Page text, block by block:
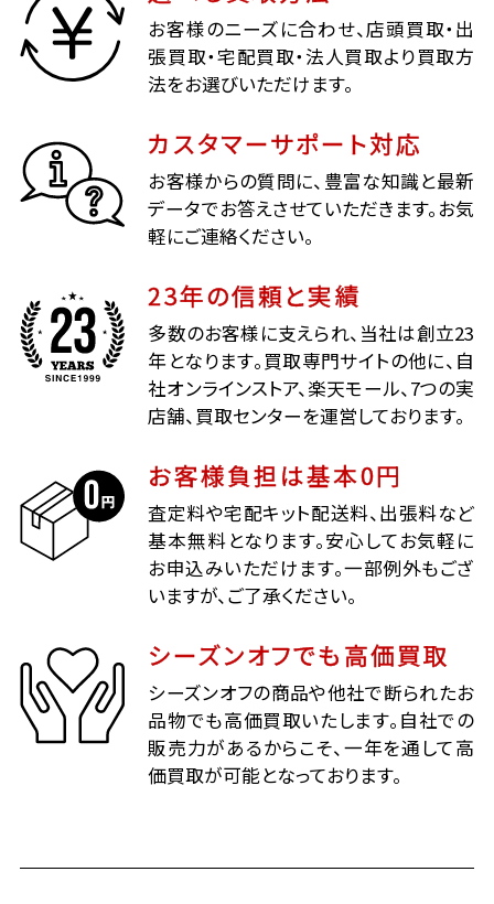
お客様のニーズに合わせ、店頭買取・出
張買取・宅配買取・法人買取より買取方
法をお選びいただけます。
カスタマーサポート対応
お客様からの質問に、豊富な知識と最新
データでお答えさせていただきます。お気
軽にご連絡ください。
23年の信頼と実績
多数のお客様に支えられ、当社は創立23
年となります。買取専門サイトの他に、自
社オンラインストア、楽天モール、7つの実
店舗、買取センターを運営しております。
お客様負担は基本0円
査定料や宅配キット配送料、出張料など
基本無料となります。安心してお気軽に
お申込みいただけます。一部例外もござ
いますが、ご了承ください。
シーズンオフでも高価買取
シーズンオフの商品や他社で断られたお
品物でも高価買取いたします。自社での
販売力があるからこそ、一年を通して高
価買取が可能となっております。